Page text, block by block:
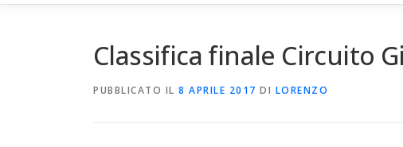
Classifica finale Circuito
PUBBLICATO IL 8 APRILE 2017 DI LORENZO